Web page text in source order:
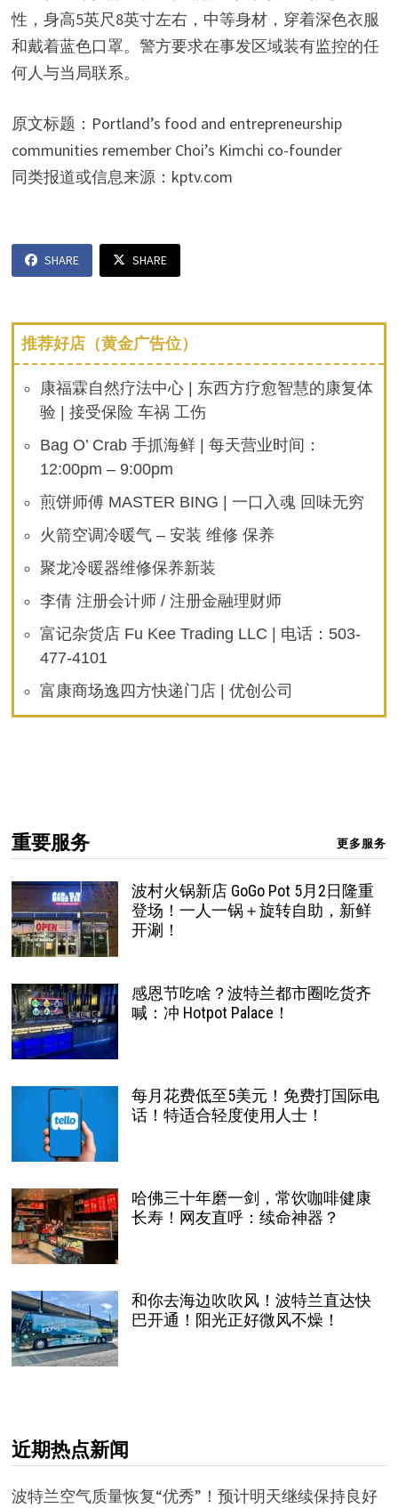
性，身高5英尺8英寸左右，中等身材，穿着深色衣服
和戴着蓝色口罩。警方要求在事发区域装有监控的任
何人与当局联系。
原文标题：Portland’s food and entrepreneurship
communities remember Choi’s Kimchi co-founder
同类报道或信息来源：kptv.com
SHARE SHARE
推荐好店（黄金广告位）
康福霖自然疗法中心 | 东西方疗愈智慧的康复体
验 | 接受保险 车祸 工伤
Bag O’ Crab 手抓海鲜 | 每天营业时间：
12:00pm – 9:00pm
煎饼师傅 MASTER BING | 一口入魂 回味无穷
火箭空调冷暖气 – 安装 维修 保养
聚龙冷暖器维修保养新装
李倩 注册会计师 / 注册金融理财师
富记杂货店 Fu Kee Trading LLC | 电话：503-
477-4101
富康商场逸四方快递门店 | 优创公司
重要服务 更多服务
波村火锅新店 GoGo Pot 5月2日隆重
登场！一人一锅＋旋转自助，新鲜
开涮！
感恩节吃啥？波特兰都市圈吃货齐
喊：冲 Hotpot Palace！
每月花费低至5美元！免费打国际电
话！特适合轻度使用人士！
哈佛三十年磨一剑，常饮咖啡健康
长寿！网友直呼：续命神器？
和你去海边吹吹风！波特兰直达快
巴开通！阳光正好微风不燥！
近期热点新闻
波特兰空气质量恢复“优秀”！预计明天继续保持良好